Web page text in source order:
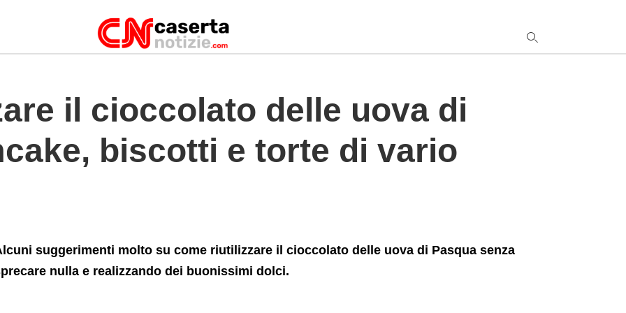
il cioccolato delle uova di
biscotti e torte di vario
suggerimenti molto su come riutilizzare il cioccolato delle uova di Pasqua senza
nulla e realizzando dei buonissimi dolci.